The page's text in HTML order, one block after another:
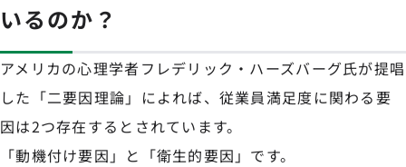
いるのか？
アメリカの心理学者フレデリック・ハーズバーグ氏が提唱
した「二要因理論」によれば、従業員満足度に関わる要
因は2つ存在するとされています。
「動機付け要因」と「衛生的要因」です。